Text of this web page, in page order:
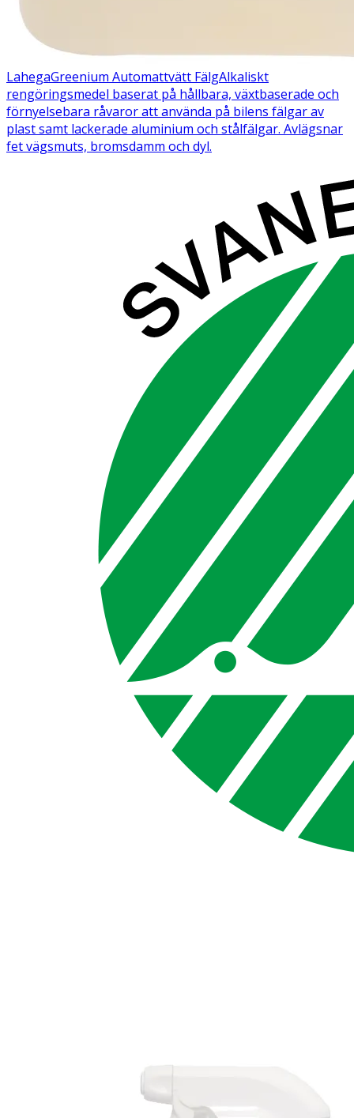
LahegaGreenium Automattvätt FälgAlkaliskt
rengöringsmedel baserat på hållbara, växtbaserade och
förnyelsebara råvaror att använda på bilens fälgar av
plast samt lackerade aluminium och stålfälgar. Avlägsnar
fet vägsmuts, bromsdamm och dyl.